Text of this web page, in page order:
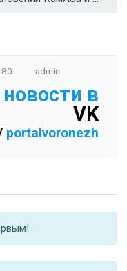
admin
в
VK
portalvoronezh